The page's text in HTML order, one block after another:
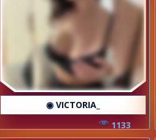
◉ VICTORIA_
1133